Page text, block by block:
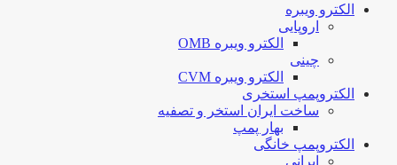
الکترو ویبره
اروپایی
الکترو ویبره OMB
چینی
الکترو ویبره CVM
الکتروپمپ استخری
ساخت ایران استخر و تصفیه
بهار پمپ
الکتروپمپ خانگی
ایرانی